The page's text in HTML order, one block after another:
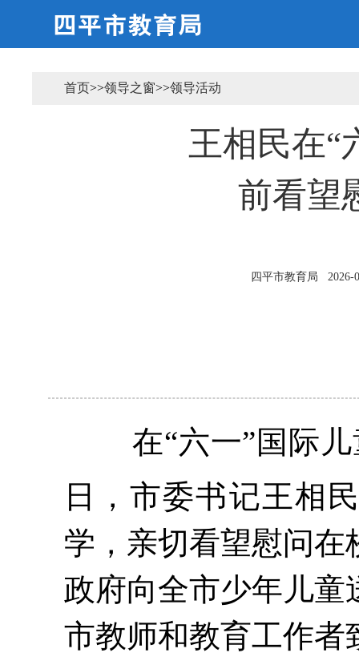
首页>>领导之窗>>领导活动
王相民在“
前看望
四平市教育局 2026-
在“六一”国际
日，市委书记王相
学，亲切看望慰问
政府向全市少年儿
市教师和教育工作者